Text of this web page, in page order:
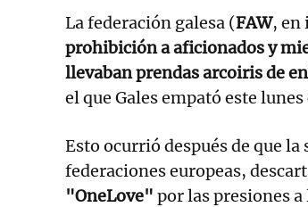
La federación galesa (FAW, en
prohibición a aficionados y
llevaban prendas arcoiris de
el que Gales empató este
Esto ocurrió después de que
federaciones europeas,
"OneLove" por las presiones a